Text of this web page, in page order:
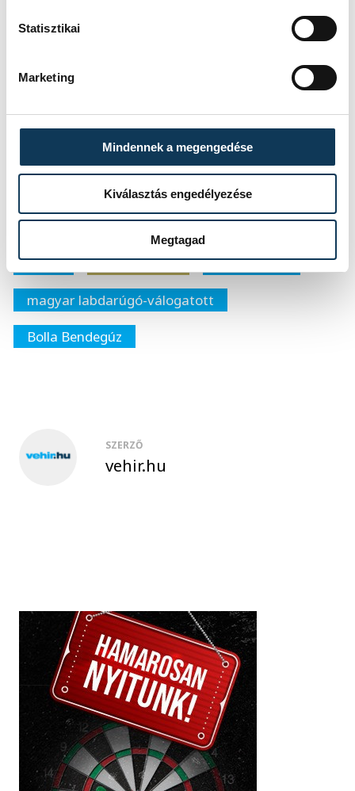
Statisztikai
Marketing
Mindennek a megengedése
Kiválasztás engedélyezése
Megtagad
hidegrázós belegondolni,
vb-n a válogatott
- árulta el legnagyobb célját a következő
idényre Bolla.
sport ország-világ
labdarúgás
magyar labdarúgó-válogatott
Bolla Bendegúz
SZERZŐ
vehir.hu